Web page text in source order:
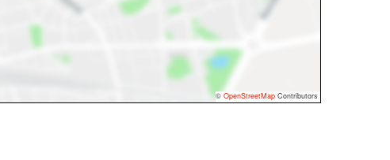
© OpenStreetMap Contributors